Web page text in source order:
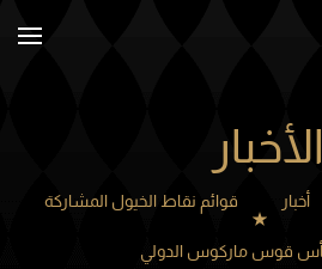
الأخبار
أخبار قوائم نقاط الخيول المشاركة
قوس ماركوس الدولي